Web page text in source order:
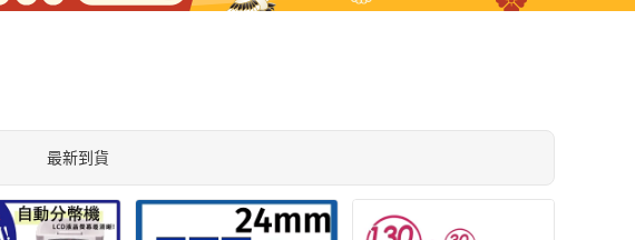
最新到貨